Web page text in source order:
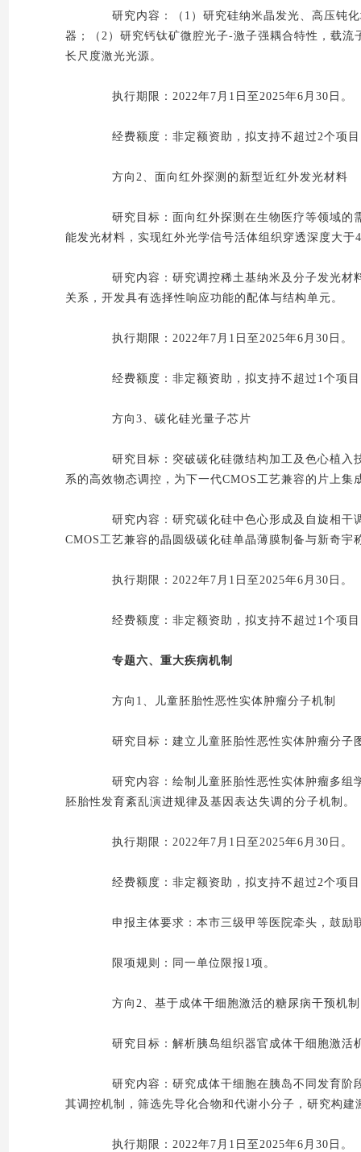
研究内容：（1）研究硅纳米晶发光、高压钝化
器；（2）研究钙钛矿微腔光子-激子强耦合特性，载
长尺度激光光源。
执行期限：2022年7月1日至2025年6月30日。
经费额度：非定额资助，拟支持不超过2个项
方向2、面向红外探测的新型近红外发光材料
研究目标：面向红外探测在生物医疗等领域的
能发光材料，实现红外光学信号活体组织穿透深度大于
研究内容：研究调控稀土基纳米及分子发光材
关系，开发具有选择性响应功能的配体与结构单元。
执行期限：2022年7月1日至2025年6月30日。
经费额度：非定额资助，拟支持不超过1个项目
方向3、碳化硅光量子芯片
研究目标：突破碳化硅微结构加工及色心植入
系的高效物态调控，为下一代CMOS工艺兼容的片上集
研究内容：研究碳化硅中色心形成及自旋相干
CMOS工艺兼容的晶圆级碳化硅单晶薄膜制备与新奇
执行期限：2022年7月1日至2025年6月30日。
经费额度：非定额资助，拟支持不超过1个项目
专题六、重大疾病机制
方向1、儿童胚胎性恶性实体肿瘤分子机制
研究目标：建立儿童胚胎性恶性实体肿瘤分子
研究内容：绘制儿童胚胎性恶性实体肿瘤多组
胚胎性发育紊乱演进规律及基因表达失调的分子机制。
执行期限：2022年7月1日至2025年6月30日。
经费额度：非定额资助，拟支持不超过2个项目
申报主体要求：本市三级甲等医院牵头，鼓励
限项规则：同一单位限报1项。
方向2、基于成体干细胞激活的糖尿病干预机制
研究目标：解析胰岛组织器官成体干细胞激活
研究内容：研究成体干细胞在胰岛不同发育阶
其调控机制，筛选先导化合物和代谢小分子，研究构
执行期限：2022年7月1日至2025年6月30日。